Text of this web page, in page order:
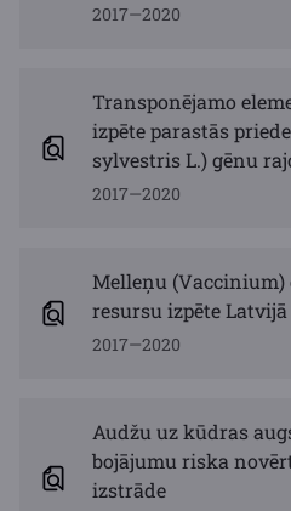
2017—2020
Transponējamo
izpēte parastās
sylvestris L.) gēnu
2017—2020
Melleņu
resursu izpēte Latvijā
2017—2020
Audžu uz kūdras
bojājumu riska
izstrāde